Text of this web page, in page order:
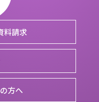
料請求
方へ